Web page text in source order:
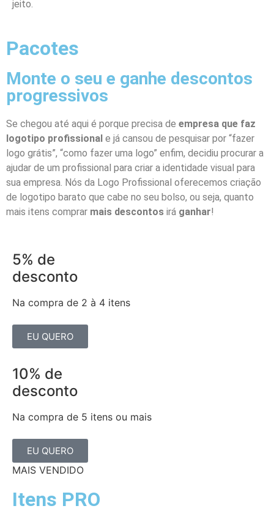
jeito.
Pacotes
Monte o seu e ganhe descontos
progressivos
Se chegou até aqui é porque precisa de empresa que faz
logotipo profissional e já cansou de pesquisar por “fazer
logo grátis”, “como fazer uma logo” enfim, decidiu procurar a
ajudar de um profissional para criar a identidade visual para
sua empresa. Nós da Logo Profissional oferecemos criação
de logotipo barato que cabe no seu bolso, ou seja, quanto
mais itens comprar mais descontos irá ganhar!
5% de
desconto
Na compra de 2 à 4 itens
EU QUERO
10% de
desconto
Na compra de 5 itens ou mais
EU QUERO
MAIS VENDIDO
Itens PRO